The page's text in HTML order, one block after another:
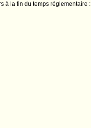
à la fin du temps réglementaire :